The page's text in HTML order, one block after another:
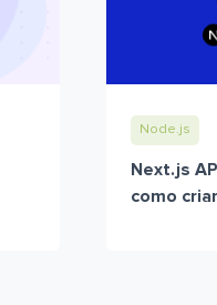
Node.js
Next.js
como